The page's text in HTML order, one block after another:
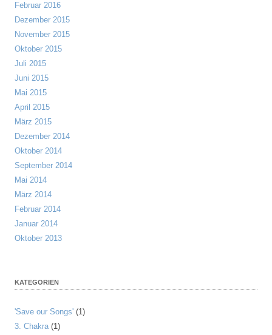
Februar 2016
Dezember 2015
November 2015
Oktober 2015
Juli 2015
Juni 2015
Mai 2015
April 2015
März 2015
Dezember 2014
Oktober 2014
September 2014
Mai 2014
März 2014
Februar 2014
Januar 2014
Oktober 2013
KATEGORIEN
'Save our Songs' (1)
3. Chakra(1)